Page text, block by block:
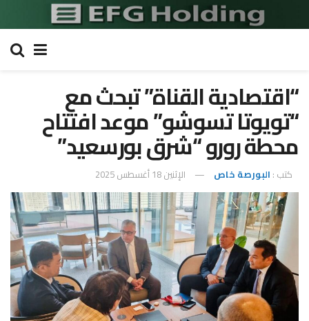
“اقتصادية القناة” تبحث مع
“تويوتا تسوشو” موعد افتتاح
محطة رورو “شرق بورسعيد”
كتب : البورصة خاص الإثنين 18 أغسطس 2025